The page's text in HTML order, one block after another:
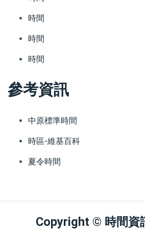
時間
時間
時間
參考資訊
中原標準時間
時區-維基百科
夏令時間
Copyright © 時間資